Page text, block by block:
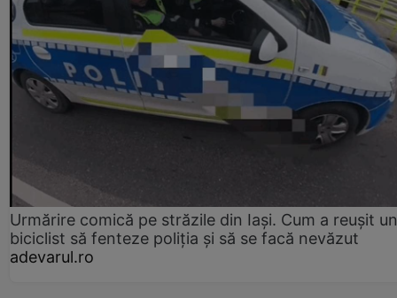
Urmărire comică pe străzile din Iași. Cum a reușit un
biciclist să fenteze poliția și să se facă nevăzut
adevarul.ro